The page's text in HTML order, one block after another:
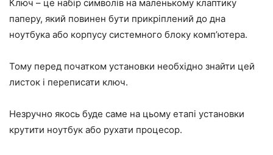
Ключ – це набір символів на маленькому клаптику
паперу, який повинен бути прикріплений до дна
ноутбука або корпусу системного блоку комп’ютера.
Тому перед початком установки необхідно знайти цей
листок і переписати ключ.
Незручно якось буде саме на цьому етапі установки
крутити ноутбук або рухати процесор.